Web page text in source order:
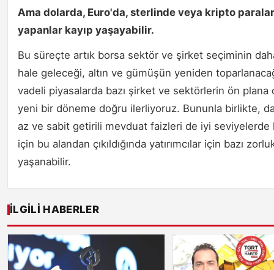
Ama dolarda, Euro'da, sterlinde veya kripto
yapanlar kayıp yaşayabilir.
Bu süreçte artık borsa sektör ve şirket seçiminin
hale geleceği, altın ve gümüşün yeniden
vadeli piyasalarda bazı şirket ve sektörlerin ön plana
yeni bir döneme doğru ilerliyoruz. Bununla birlikte,
az ve sabit getirili mevduat faizleri de iyi seviyelerde
için bu alandan çıkıldığında yatırımcılar için bazı
yaşanabilir.
İLGILI HABERLER